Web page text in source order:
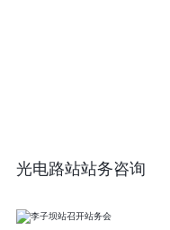
光电路站站务咨询